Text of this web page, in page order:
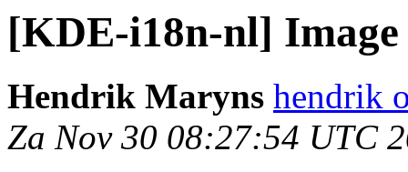
[KDE-i18n-nl]
Hendrik Maryns hendrik
Za Nov 30 08:27:54 UTC